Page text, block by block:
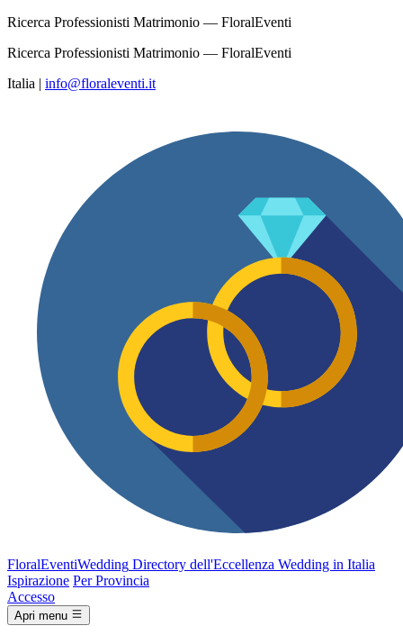
Ricerca Professionisti Matrimonio — FloralEventi
Ricerca Professionisti Matrimonio — FloralEventi
Italia | info@floraleventi.it
FloralEventiWedding Directory dell'Eccellenza Wedding in Italia
Ispirazione Per Provincia
Accesso
Apri menu